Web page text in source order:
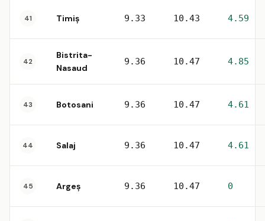
41 Timiș 9.33 10.43 4.59
42
Bistrita-
Nasaud
9.36 10.47 4.85
43 Botosani 9.36 10.47 4.61
44 Salaj 9.36 10.47 4.61
45 Argeș 9.36 10.47 0